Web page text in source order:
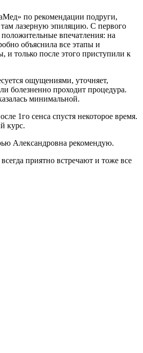
по рекомендации подруги,
там лазерную эпиляцию. С первого
положительные впечатления: на
объяснила все этапы и
и только после этого приступили к
ощущениями, уточняет,
болезненно проходит процедура.
минимальной.
1го сенса спустя некоторое время.
курс.
Александровна рекомендую.
приятно встречают и тоже все